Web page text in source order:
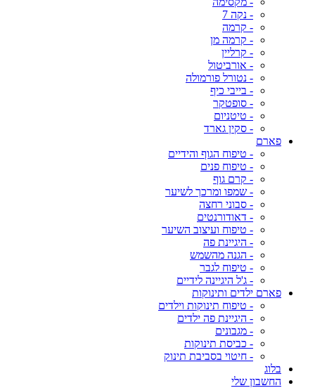
- נקה 7
- קרמה
- קרמה מן
- קרליין
- אורביטול
- נטורל פורמולה
- בייבי כיף
- סופטקר
- טיטניום
- סקין גארד
פארם
- טיפוח הגוף והידיים
- טיפוח פנים
- קרם גוף
- שמפו ומרכך לשיער
- סבוני רחצה
- דאודורנטים
- טיפוח ועיצוב השיער
- היגיינת פה
- הגנה מהשמש
- טיפוח לגבר
- ג'ל היגיינה לידיים
פארם ילדים ותינוקות
- טיפוח תינוקות וילדים
- היגיינת פה ילדים
- מגבונים
- כביסת תינוקות
- חיטוי בסביבת תינוק
בלוג
החשבון שלי